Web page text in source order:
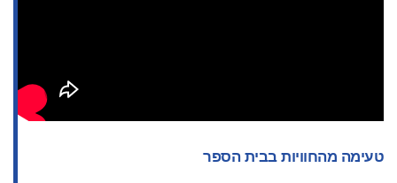
טעימה מהחוויות בבית הספר